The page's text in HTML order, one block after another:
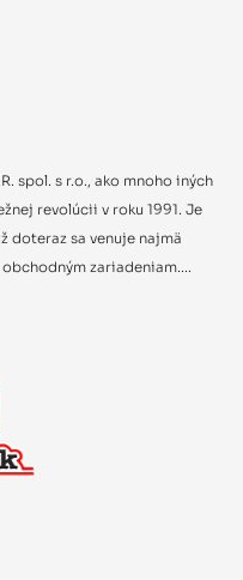
spol. s r.o., ako mnoho iných
revolúcii v roku 1991. Je
doteraz sa venuje najmä
zariadeniam....